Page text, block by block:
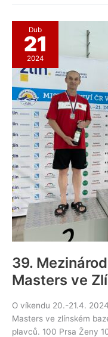
–
9.-10.11.2024
Dub
21
2024
39.
Masters ve
O víkendu 20.-21.4.
Masters ve zlínském
plavců. 100 Prsa Ženy